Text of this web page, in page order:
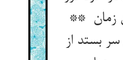
زمان **
بستد از